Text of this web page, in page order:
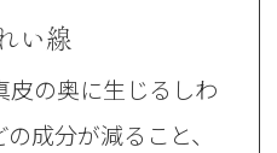
い線
皮の奥に生じるしわ
成分が減ること、